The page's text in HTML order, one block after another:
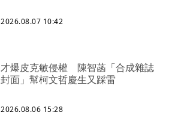
2026.08.07 10:42
才爆皮克敏侵權 陳智菡「合成雜誌
封面」幫柯文哲慶生又踩雷
2026.08.06 15:28